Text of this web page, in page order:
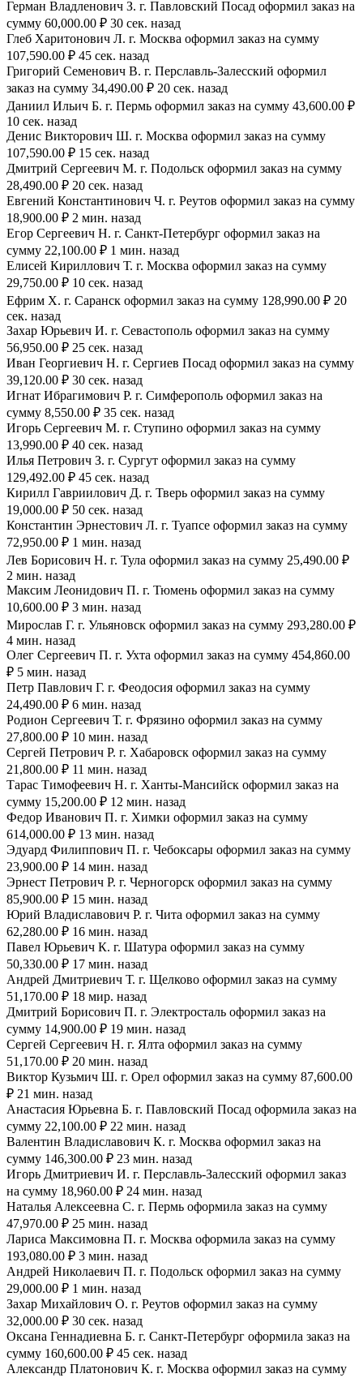
Герман Владленович З. г. Павловский Посад оформил заказ на
сумму 60,000.00 ₽ 30 сек. назад
Глеб Харитонович Л. г. Москва оформил заказ на сумму
107,590.00 ₽ 45 сек. назад
Григорий Семенович В. г. Перславль-Залесский оформил
заказ на сумму 34,490.00 ₽ 20 сек. назад
Даниил Ильич Б. г. Пермь оформил заказ на сумму 43,600.00 ₽
10 сек. назад
Денис Викторович Ш. г. Москва оформил заказ на сумму
107,590.00 ₽ 15 сек. назад
Дмитрий Сергеевич М. г. Подольск оформил заказ на сумму
28,490.00 ₽ 20 сек. назад
Евгений Константинович Ч. г. Реутов оформил заказ на сумму
18,900.00 ₽ 2 мин. назад
Егор Сергеевич Н. г. Санкт-Петербург оформил заказ на
сумму 22,100.00 ₽ 1 мин. назад
Елисей Кириллович Т. г. Москва оформил заказ на сумму
29,750.00 ₽ 10 сек. назад
Ефрим Х. г. Саранск оформил заказ на сумму 128,990.00 ₽ 20
сек. назад
Захар Юрьевич И. г. Севастополь оформил заказ на сумму
56,950.00 ₽ 25 сек. назад
Иван Георгиевич Н. г. Сергиев Посад оформил заказ на сумму
39,120.00 ₽ 30 сек. назад
Игнат Ибрагимович Р. г. Симферополь оформил заказ на
сумму 8,550.00 ₽ 35 сек. назад
Игорь Сергеевич М. г. Ступино оформил заказ на сумму
13,990.00 ₽ 40 сек. назад
Илья Петрович З. г. Сургут оформил заказ на сумму
129,492.00 ₽ 45 сек. назад
Кирилл Гавриилович Д. г. Тверь оформил заказ на сумму
19,000.00 ₽ 50 сек. назад
Константин Эрнестович Л. г. Туапсе оформил заказ на сумму
72,950.00 ₽ 1 мин. назад
Лев Борисович Н. г. Тула оформил заказ на сумму 25,490.00 ₽
2 мин. назад
Максим Леонидович П. г. Тюмень оформил заказ на сумму
10,600.00 ₽ 3 мин. назад
Мирослав Г. г. Ульяновск оформил заказ на сумму 293,280.00 ₽
4 мин. назад
Олег Сергеевич П. г. Ухта оформил заказ на сумму 454,860.00
₽ 5 мин. назад
Петр Павлович Г. г. Феодосия оформил заказ на сумму
24,490.00 ₽ 6 мин. назад
Родион Сергеевич Т. г. Фрязино оформил заказ на сумму
27,800.00 ₽ 10 мин. назад
Сергей Петрович Р. г. Хабаровск оформил заказ на сумму
21,800.00 ₽ 11 мин. назад
Тарас Тимофеевич Н. г. Ханты-Мансийск оформил заказ на
сумму 15,200.00 ₽ 12 мин. назад
Федор Иванович П. г. Химки оформил заказ на сумму
614,000.00 ₽ 13 мин. назад
Эдуард Филиппович П. г. Чебоксары оформил заказ на сумму
23,900.00 ₽ 14 мин. назад
Эрнест Петрович Р. г. Черногорск оформил заказ на сумму
85,900.00 ₽ 15 мин. назад
Юрий Владиславович Р. г. Чита оформил заказ на сумму
62,280.00 ₽ 16 мин. назад
Павел Юрьевич К. г. Шатура оформил заказ на сумму
50,330.00 ₽ 17 мин. назад
Андрей Дмитриевич Т. г. Щелково оформил заказ на сумму
51,170.00 ₽ 18 мир. назад
Дмитрий Борисович П. г. Электросталь оформил заказ на
сумму 14,900.00 ₽ 19 мин. назад
Сергей Сергеевич Н. г. Ялта оформил заказ на сумму
51,170.00 ₽ 20 мин. назад
Виктор Кузьмич Ш. г. Орел оформил заказ на сумму 87,600.00
₽ 21 мин. назад
Анастасия Юрьевна Б. г. Павловский Посад оформила заказ на
сумму 22,100.00 ₽ 22 мин. назад
Валентин Владиславович К. г. Москва оформил заказ на
сумму 146,300.00 ₽ 23 мин. назад
Игорь Дмитриевич И. г. Перславль-Залесский оформил заказ
на сумму 18,960.00 ₽ 24 мин. назад
Наталья Алексеевна С. г. Пермь оформила заказ на сумму
47,970.00 ₽ 25 мин. назад
Лариса Максимовна П. г. Москва оформила заказ на сумму
193,080.00 ₽ 3 мин. назад
Андрей Николаевич П. г. Подольск оформил заказ на сумму
29,000.00 ₽ 1 мин. назад
Захар Михайлович О. г. Реутов оформил заказ на сумму
32,000.00 ₽ 30 сек. назад
Оксана Геннадиевна Б. г. Санкт-Петербург оформила заказ на
сумму 160,600.00 ₽ 45 сек. назад
Александр Платонович К. г. Москва оформил заказ на сумму